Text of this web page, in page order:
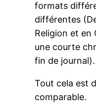
formats
différentes
Religion et en
une courte
fin de journal).
Tout cela est
comparable.